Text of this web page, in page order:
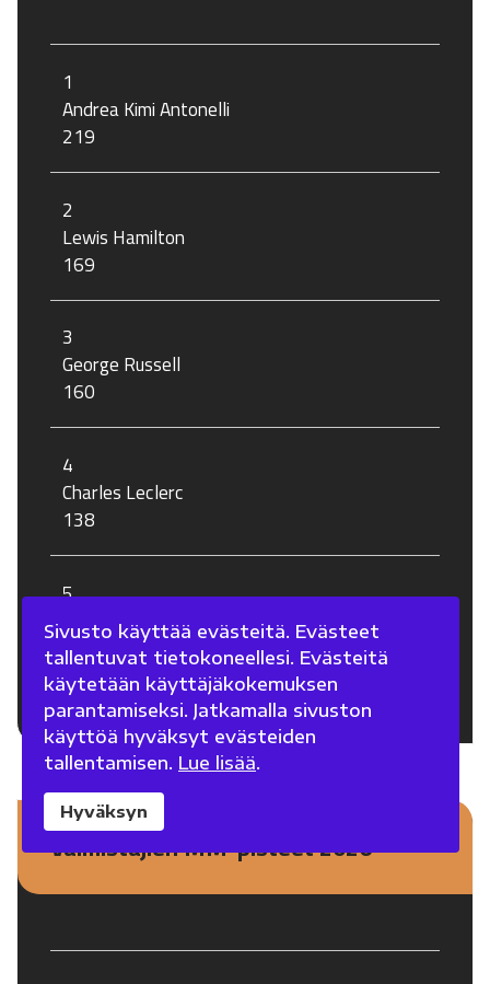
1
Andrea Kimi Antonelli
219
2
Lewis Hamilton
169
3
George Russell
160
4
Charles Leclerc
138
5
Lando Norris
128
Näytä koko taulukko
Valmistajien MM-pisteet 2026
Sivusto käyttää evästeitä. Evästeet
tallentuvat tietokoneellesi. Evästeitä
käytetään käyttäjäkokemuksen
parantamiseksi. Jatkamalla sivuston
käyttöä hyväksyt evästeiden
tallentamisen. Lue lisää.
Hyväksyn